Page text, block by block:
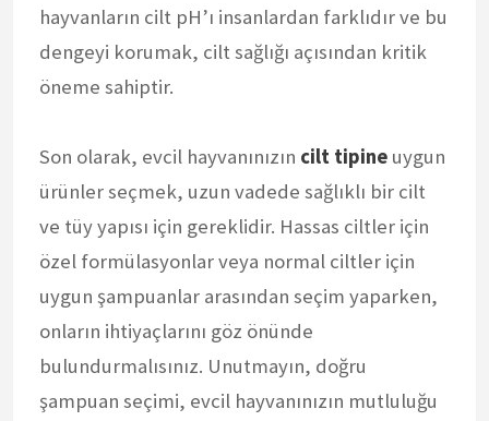
hayvanların cilt pH’ı insanlardan farklıdır ve bu
dengeyi korumak, cilt sağlığı açısından kritik
öneme sahiptir.
Son olarak, evcil hayvanınızın cilt tipine uygun
ürünler seçmek, uzun vadede sağlıklı bir cilt
ve tüy yapısı için gereklidir. Hassas ciltler için
özel formülasyonlar veya normal ciltler için
uygun şampuanlar arasından seçim yaparken,
onların ihtiyaçlarını göz önünde
bulundurmalısınız. Unutmayın, doğru
şampuan seçimi, evcil hayvanınızın mutluluğu